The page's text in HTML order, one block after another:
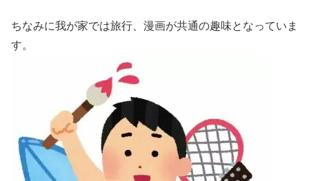
ちなみに我が家では旅行、漫画が共通の趣味となっていま
す。